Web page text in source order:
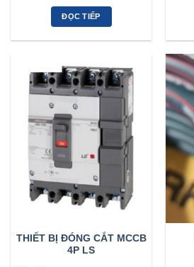
ĐỌC TIẾP
THIẾT BỊ ĐÓNG CẮT MCCB
4P LS